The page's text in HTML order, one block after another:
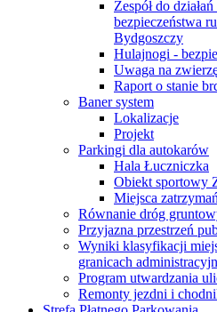
Zespół do
bezpieczeństwa
Bydgoszczy
Hulajnogi -
Uwaga na
Raport o stanie
Baner system
Lokalizacje
Projekt
Parkingi dla autokarów
Hala Łuczniczka
Obiekt sportowy
Miejsca
Równanie dróg
Przyjazna przestrzeń
Wyniki klasyfikacji
granicach
Program utwardzania
Remonty jezdni i